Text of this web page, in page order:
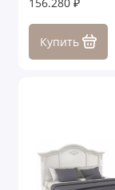
Купить